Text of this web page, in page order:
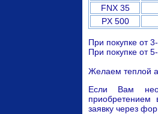
FNX 35
PX 500
При покупке от
При покупке от
Желаем теплой
Если Вам
приобретением
заявку через